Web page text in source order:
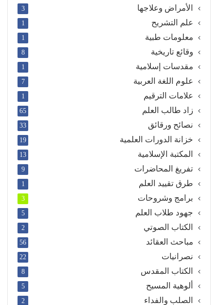
الأمراض وعلاجها 3
علم التشريح 1
معلومات طبية 1
وقائع تاريخية 8
مقدسات إسلامية 1
علوم اللغة العربية 7
علامات الترقيم 1
زاد طالب العلم 65
نصائح ورقائق 33
خزانة الدورات العلمية 19
المكتبة الإسلامية 13
تفريغ المحاضرات 9
طرق تقييد العلم 1
برامج وشروحات 3
جهود طلاب العلم 5
الكتاب الصوتي 2
مباحث العقائد 56
نصرانيات 22
الكتاب المقدس 8
ألوهية المسيح 5
الصلب والفداء 2